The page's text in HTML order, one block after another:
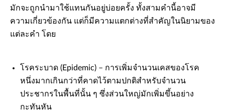
มักจะถูกนำมาใช้แทนกันอยู่บ่อยครั้ง ทั้งสามคำนี้อาจมี
ความเกี่ยวข้องกัน แต่ก็มีความแตกต่างที่สำคัญในนิยามของ
แต่ละคำ โดย
โรคระบาด (Epidemic) – การเพิ่มจำนวนเคสของโรค
หนึ่งมากเกินกว่าที่คาดไว้ตามปกติสำหรับจำนวน
ประชากรในพื้นที่นั้น ๆ ซึ่งส่วนใหญ่มักเพิ่มขึ้นอย่าง
กะทันหัน